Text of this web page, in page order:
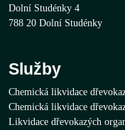
Dolní Studénky 4
788 20 Dolní Studénky
Služby
Chemická likvidace
Chemická likvidace
Likvidace dřevokazých